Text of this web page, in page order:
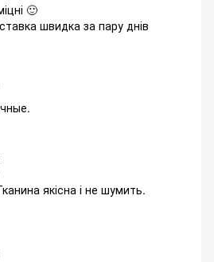
🙂
швидка за пару днів
якісна і не шумить.